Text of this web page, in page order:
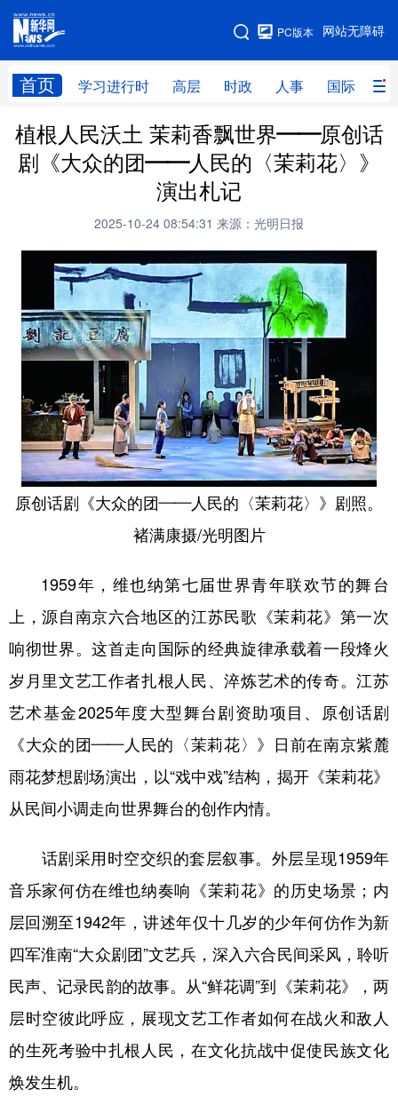
网站无障碍
PC版本
首页 学习进行时 高层 时政 人事 国际 财
网站地图
学习进行时 高层 时政 人事
国际 财经 网评 港澳
文化 书画 健康 军事
访谈 视频 图片 政务
法律 中央文件 金融
食品 人居 信息化 数字经济
学术中国 乡村振兴 银龄 溯源中国
城市 旅游 能源 会展
彩票 娱乐 时尚 悦读
一带一路 亚太网
文化产业
地方频道
北京 天津 河北 山西
辽宁 吉林 上海 江苏
山东 河南 湖北
新疆 内蒙古 黑龙江
多语种频道
English Español Français عربى
Русский язык
植根人民沃土 茉莉香飘世界——原创话
剧《大众的团——人民的〈茉莉花〉》
演出札记
2025-10-24 08:54:31 来源：光明日报
原创话剧《大众的团——人民的〈茉莉花〉》剧照。
褚满康摄/光明图片
1959年，维也纳第七届世界青年联欢节的舞台
上，源自南京六合地区的江苏民歌《茉莉花》第一次
响彻世界。这首走向国际的经典旋律承载着一段烽火
岁月里文艺工作者扎根人民、淬炼艺术的传奇。江苏
艺术基金2025年度大型舞台剧资助项目、原创话剧
《大众的团——人民的〈茉莉花〉》日前在南京紫麓
雨花梦想剧场演出，以“戏中戏”结构，揭开《茉莉花》
从民间小调走向世界舞台的创作内情。
话剧采用时空交织的套层叙事。外层呈现1959年
音乐家何仿在维也纳奏响《茉莉花》的历史场景；内
层回溯至1942年，讲述年仅十几岁的少年何仿作为新
四军淮南“大众剧团”文艺兵，深入六合民间采风，聆听
民声、记录民韵的故事。从“鲜花调”到《茉莉花》，两
层时空彼此呼应，展现文艺工作者如何在战火和敌人
的生死考验中扎根人民，在文化抗战中促使民族文化
焕发生机。